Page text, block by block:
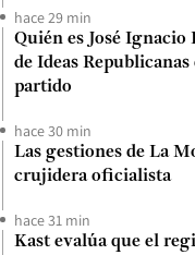
hace 29 min
Quién es José
de Ideas
partido
hace 30 min
Las gestiones de La
crujidera oficialista
hace 31 min
Kast evalúa que el